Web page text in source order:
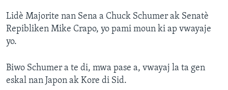
Lidè Majorite nan Sena a Chuck Schumer ak Senatè
Repibliken Mike Crapo, yo pami moun ki ap vwayaje
yo.
Biwo Schumer a te di, mwa pase a, vwayaj la ta gen
eskal nan Japon ak Kore di Sid.